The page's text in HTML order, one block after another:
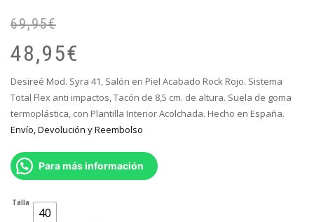
69,95€
48,95€
Desireé Mod. Syra 41, Salón en Piel Acabado Rock Rojo. Sistema
Total Flex anti impactos, Tacón de 8,5 cm. de altura. Suela de goma
termoplástica, con Plantilla Interior Acolchada. Hecho en España.
Envío, Devolución y Reembolso
Para más información
Talla
40